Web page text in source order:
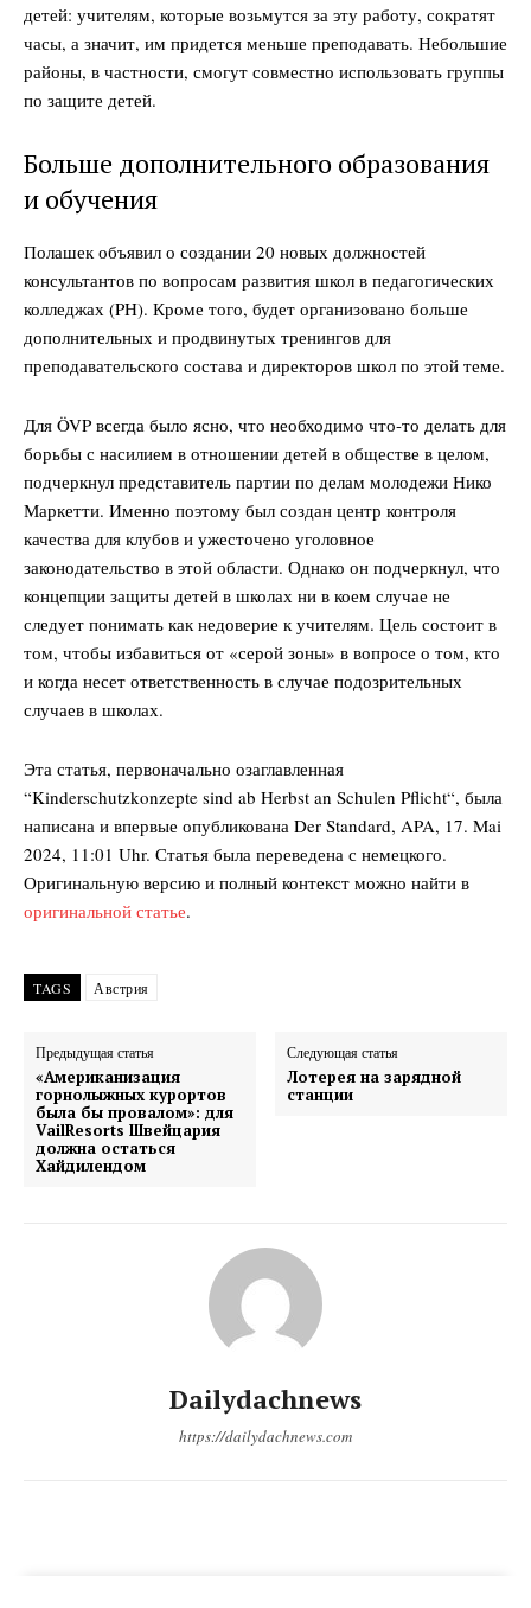
детей: учителям, которые возьмутся за эту работу, сократят
часы, а значит, им придется меньше преподавать. Небольшие
районы, в частности, смогут совместно использовать группы
по защите детей.
Больше дополнительного образования
и обучения
Полашек объявил о создании 20 новых должностей
консультантов по вопросам развития школ в педагогических
колледжах (PH). Кроме того, будет организовано больше
дополнительных и продвинутых тренингов для
преподавательского состава и директоров школ по этой теме.
Для ÖVP всегда было ясно, что необходимо что-то делать для
борьбы с насилием в отношении детей в обществе в целом,
подчеркнул представитель партии по делам молодежи Нико
Маркетти. Именно поэтому был создан центр контроля
качества для клубов и ужесточено уголовное
законодательство в этой области. Однако он подчеркнул, что
концепции защиты детей в школах ни в коем случае не
следует понимать как недоверие к учителям. Цель состоит в
том, чтобы избавиться от «серой зоны» в вопросе о том, кто
и когда несет ответственность в случае подозрительных
случаев в школах.
Эта статья, первоначально озаглавленная
“Kinderschutzkonzepte sind ab Herbst an Schulen Pflicht“, была
написана и впервые опубликована Der Standard, APA, 17. Mai
2024, 11:01 Uhr. Статья была переведена с немецкого.
Оригинальную версию и полный контекст можно найти в
оригинальной статье.
TAGS Австрия
Предыдущая статья
«Американизация
горнолыжных курортов
была бы провалом»: для
VailResorts Швейцария
должна остаться
Хайдилендом
Следующая статья
Лотерея на зарядной
станции
Dailydachnews
https://dailydachnews.com